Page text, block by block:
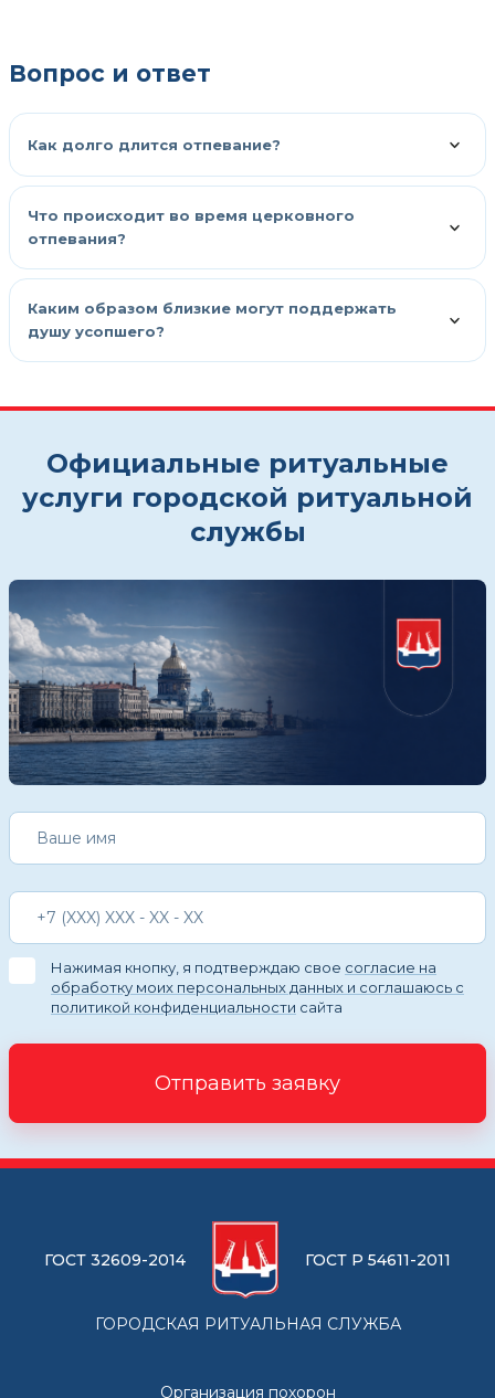
Вопрос и ответ
Как долго длится отпевание?
Что происходит во время церковного
отпевания?
Каким образом близкие могут поддержать
душу усопшего?
Официальные ритуальные
услуги городской ритуальной
службы
Нажимая кнопку, я подтверждаю свое согласие на
обработку моих персональных данных и соглашаюсь с
политикой конфиденциальности сайта
Отправить заявку
ГОСТ 32609-2014 ГОСТ Р 54611-2011
ГОРОДСКАЯ РИТУАЛЬНАЯ СЛУЖБА
Организация похорон